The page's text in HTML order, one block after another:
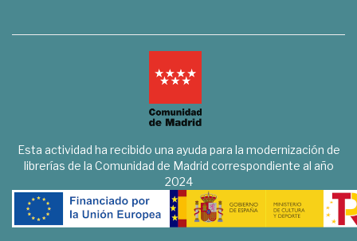
Esta actividad ha recibido una ayuda para la modernización de
librerías de la Comunidad de Madrid correspondiente al año
2024